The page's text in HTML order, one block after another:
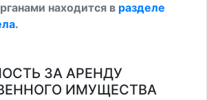
находится в разделе
.
ЗА АРЕНДУ
ИМУЩЕСТВА